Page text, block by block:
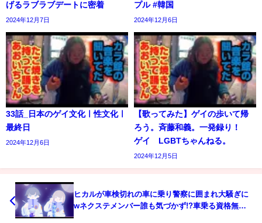
げるラブラブデートに密着
2024年12月7日
プル #韓国
2024年12月6日
33話_日本のゲイ文化ㅣ性文化ㅣ
最終日
2024年12月6日
【歌ってみた】ゲイの歩いて帰
ろう。斉藤和義。一発録り！
ゲイ LGBTちゃんねる。
2024年12月5日
ヒカルが車検切れの車に乗り警察に囲まれ大騒ぎに
wネクステメンバー誰も気づかず!?車乗る資格無さ